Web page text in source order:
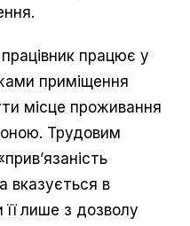
працівник працює у
приміщення
місце проживання
Трудовим
вказується в
лише з дозволу